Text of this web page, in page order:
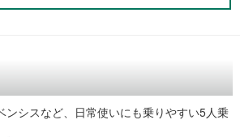
ンシスなど、日常使いにも乗りやすい5人乗